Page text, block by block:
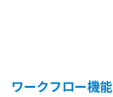
ワークフロー機能